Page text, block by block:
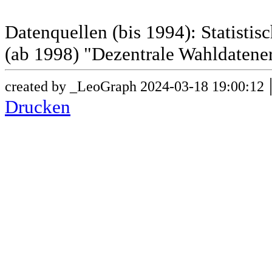
Datenquellen (bis 1994):
(ab 1998) "Dezentrale
created by _LeoGraph 2024-03-18 19:00:12
Drucken